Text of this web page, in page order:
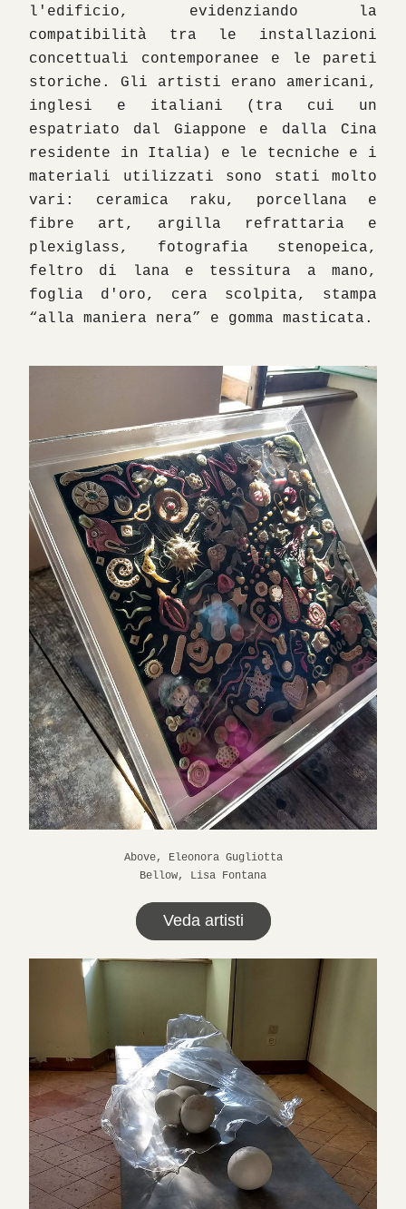
l'edificio, evidenziando la
compatibilità tra le installazioni
concettuali contemporanee e le pareti
storiche. Gli artisti erano americani,
inglesi e italiani (tra cui un
espatriato dal Giappone e dalla Cina
residente in Italia) e le tecniche e i
materiali utilizzati sono stati molto
vari: ceramica raku, porcellana e
fibre art, argilla refrattaria e
plexiglass, fotografia stenopeica,
feltro di lana e tessitura a mano,
foglia d'oro, cera scolpita, stampa
“alla maniera nera” e gomma masticata.
Above,
Eleonora Gugliotta
Bellow, Lisa Fontana
Veda artisti